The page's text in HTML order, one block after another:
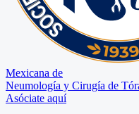
Mexicana de
Neumología y Cirugía de
Asóciate aquí